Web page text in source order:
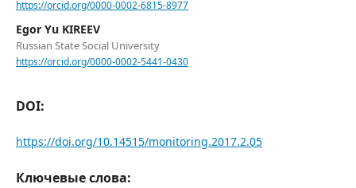
https://orcid.org/0000-0002-6815-8977
Egor Yu KIREEV
Russian State Social University
https://orcid.org/0000-0002-5441-0430
DOI:
https://doi.org/10.14515/monitoring.2017.2.05
Ключевые слова: